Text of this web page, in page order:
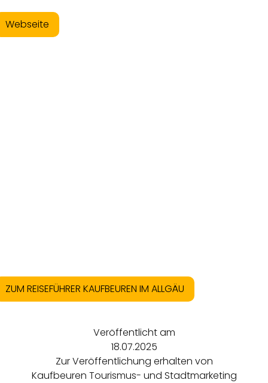
Webseite
ZUM REISEFÜHRER KAUFBEUREN IM ALLGÄU
Veröffentlicht am
18.07.2025
Zur Veröffentlichung erhalten von
Kaufbeuren Tourismus- und Stadtmarketing